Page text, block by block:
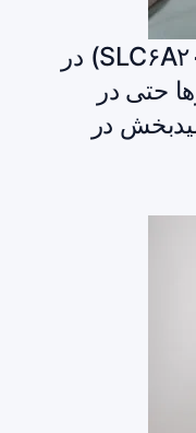
مهارگر جدیدِ ناقل گلیسین (SLC۶A۲۰) در
حتی در
در